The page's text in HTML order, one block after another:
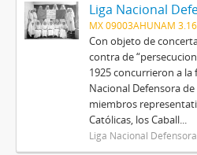
MX 09003AHUNAM 3.16
Con objeto de
contra de
1925 concurrieron a la
Nacional Defensora
miembros
Católicas, los Caball...
Liga Nacional